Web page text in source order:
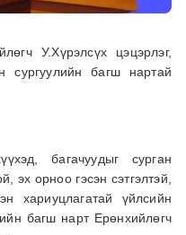
У.Хүрэлсүх цэцэрлэг,
сургуулийн багш нартай
багачуудыг сурган
эх орноо гэсэн сэтгэлтэй,
хариуцлагатай үйлсийн
багш нарт Ерөнхийлөгч